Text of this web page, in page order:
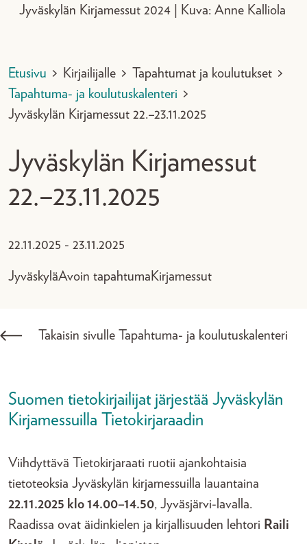
Etusivu > Kirjailijalle > Tapahtumat ja koulutukset >
Tapahtuma- ja koulutuskalenteri >
Jyväskylän Kirjamessut 22.–23.11.2025
Jyväskylän Kirjamessut
22.–23.11.2025
22.11.2025 - 23.11.2025
JyväskyläAvoin tapahtuma Kirjamessut
Jyväskylän Kirjamessut 2024 | Kuva: Anne Kalliola
Takaisin sivulle Tapahtuma- ja koulutuskalenteri
Suomen tietokirjailijat järjestää Jyväskylän
Kirjamessuilla Tietokirjaraadin
Viihdyttävä Tietokirjaraati ruotii ajankohtaisia
tietoteoksia Jyväskylän kirjamessuilla lauantaina
22.11.2025 klo 14.00–14.50, Jyväsjärvi-lavalla.
Raadissa ovat äidinkielen ja kirjallisuuden lehtori Raili